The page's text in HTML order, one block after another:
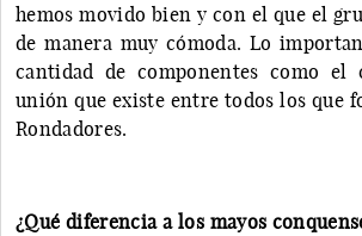
hemos movido bien y con el que el
de manera muy cómoda. Lo
cantidad de componentes como el
unión que existe entre todos los que
Rondadores.
¿Qué diferencia a los mayos